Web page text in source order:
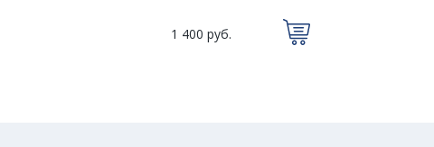
1 400 руб.